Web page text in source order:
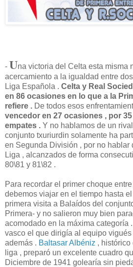
- Una victoria del Celta esta misma
acercamiento a la igualdad entre
Liga Española . Celta y Real
en 86 ocasiones en lo que a la
refiere . De todos esos
vencedor en 27 ocasiones , por
empates . Y no hablamos de un
conjunto txuriurdin solamente ha
en Segunda División , por no hablar
Liga , alcanzados de forma
80\81 y 81\82 .
Para recordar el primer choque
debemos viajar en el tiempo hasta
primera visita a Balaídos del
Primera- y no salieron muy bien
acomodado en la máxima categoría
vasco el que dirigía al equipo
además . Baltasar Albéniz , histórico
liga , preparó un excelente cuadro
Diciembre de 1941 golearía sin